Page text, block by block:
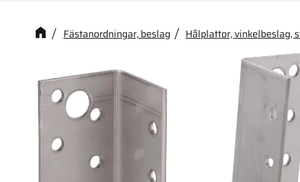
Kanske någon av dessa
Fästanordningar, beslag Hålplattor, vinkelbeslag,